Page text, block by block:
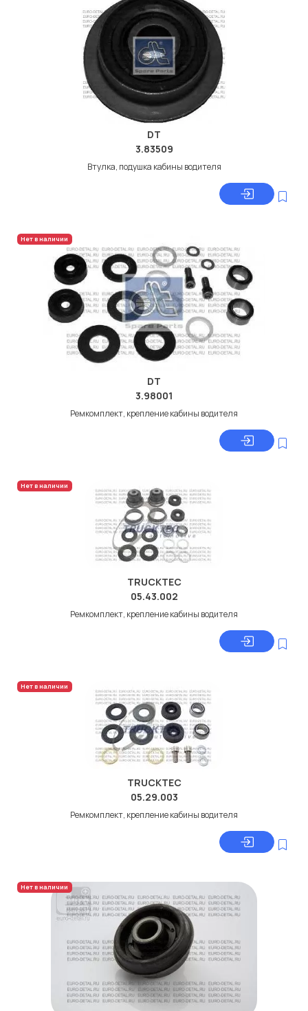
DT
3.83509
Втулка, подушка кабины водителя
Нет в наличии
DT
3.98001
Ремкомплект, крепление кабины водителя
Нет в наличии
TRUCKTEC
05.43.002
Ремкомплект, крепление кабины водителя
Нет в наличии
TRUCKTEC
05.29.003
Ремкомплект, крепление кабины водителя
Нет в наличии